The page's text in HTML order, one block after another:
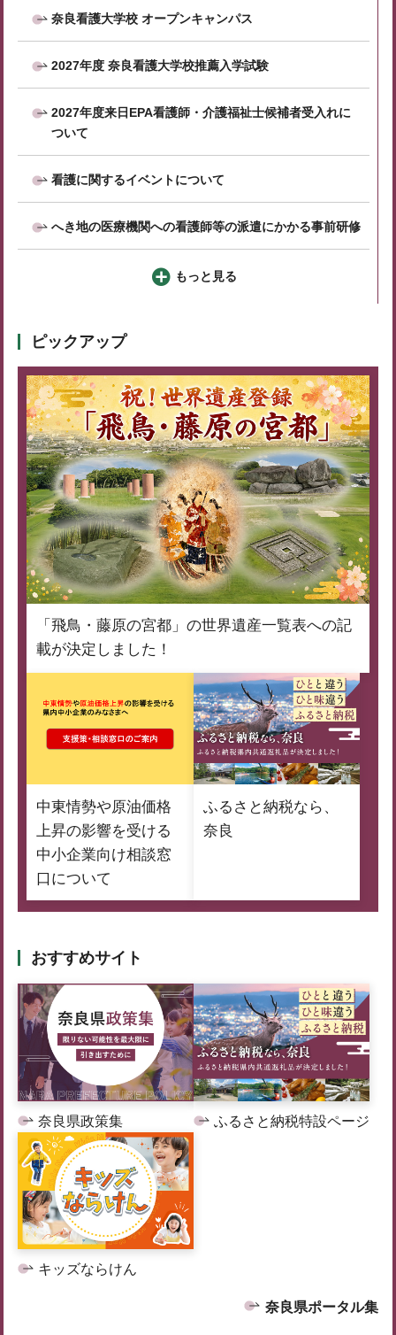
奈良看護大学校 オープンキャンパス
2027年度 奈良看護大学校推薦入学試験
2027年度来日EPA看護師・介護福祉士候補者受入れに
ついて
看護に関するイベントについて
へき地の医療機関への看護師等の派遣にかかる事前研修
もっと見る
ピックアップ
「飛鳥・藤原の宮都」の世界遺産一覧表への記
載が決定しました！
中東情勢や原油価格
上昇の影響を受ける
中小企業向け相談窓
口について
ふるさと納税なら、
奈良
おすすめサイト
奈良県政策集 ふるさと納税特設ページ
キッズならけん
奈良県ポータル集